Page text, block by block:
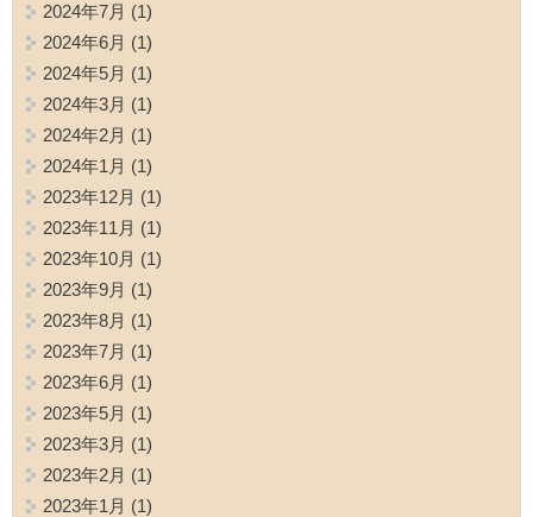
2024年7月 (1)
2024年6月 (1)
2024年5月 (1)
2024年3月 (1)
2024年2月 (1)
2024年1月 (1)
2023年12月 (1)
2023年11月 (1)
2023年10月 (1)
2023年9月 (1)
2023年8月 (1)
2023年7月 (1)
2023年6月 (1)
2023年5月 (1)
2023年3月 (1)
2023年2月 (1)
2023年1月 (1)